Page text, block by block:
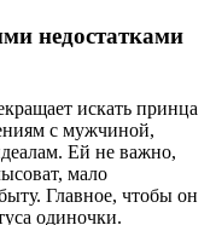
недостатками
искать принца
с мужчиной,
Ей не важно,
мало
Главное, чтобы он
одиночки.